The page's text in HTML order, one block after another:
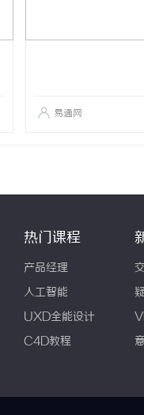
易通网
热门课程
产品经理
人工智能
UXD全能设计
C4D教程